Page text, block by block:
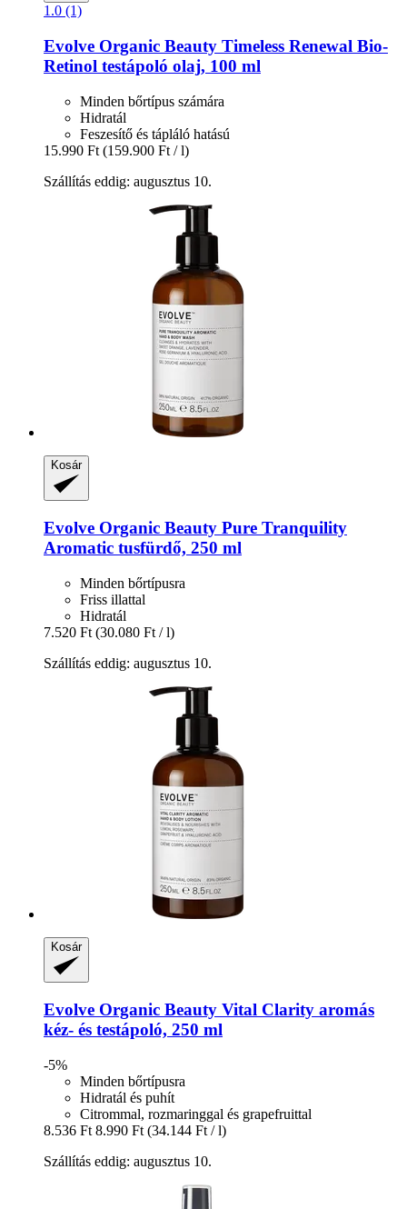
1.0 (1)
Evolve Organic Beauty Timeless Renewal Bio-​
Retinol testápoló olaj, 100 ml
Minden bőrtípus számára
Hidratál
Feszesítő és tápláló hatású
15.990 Ft (159.900 Ft / l)
Szállítás eddig: augusztus 10.
Kosár
Evolve Organic Beauty Pure Tranquility
Aromatic tusfürdő, 250 ml
Minden bőrtípusra
Friss illattal
Hidratál
7.520 Ft (30.080 Ft / l)
Szállítás eddig: augusztus 10.
Kosár
Evolve Organic Beauty Vital Clarity aromás
kéz-​ és testápoló, 250 ml
-5%
Minden bőrtípusra
Hidratál és puhít
Citrommal, rozmaringgal és grapefruittal
8.536 Ft 8.990 Ft (34.144 Ft / l)
Szállítás eddig: augusztus 10.